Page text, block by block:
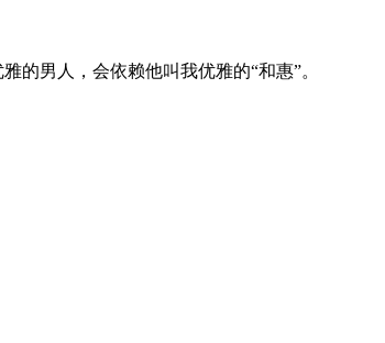
的男人，会依赖他叫我优雅的“和惠”。